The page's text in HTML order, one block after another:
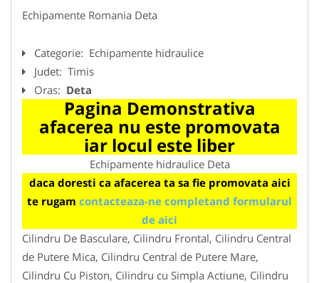
Echipamente Romania Deta
Categorie: Echipamente hidraulice
Judet: Timis
Oras: Deta
Pagina Demonstrativa
afacerea nu este promovata
iar locul este liber
Echipamente hidraulice Deta
daca doresti ca afacerea ta sa fie promovata aici
te rugam contacteaza-ne completand formularul
de aici
Cilindru De Basculare, Cilindru Frontal, Cilindru Central
de Putere Mica, Cilindru Central de Putere Mare,
Cilindru Cu Piston, Cilindru cu Simpla Actiune, Cilindru